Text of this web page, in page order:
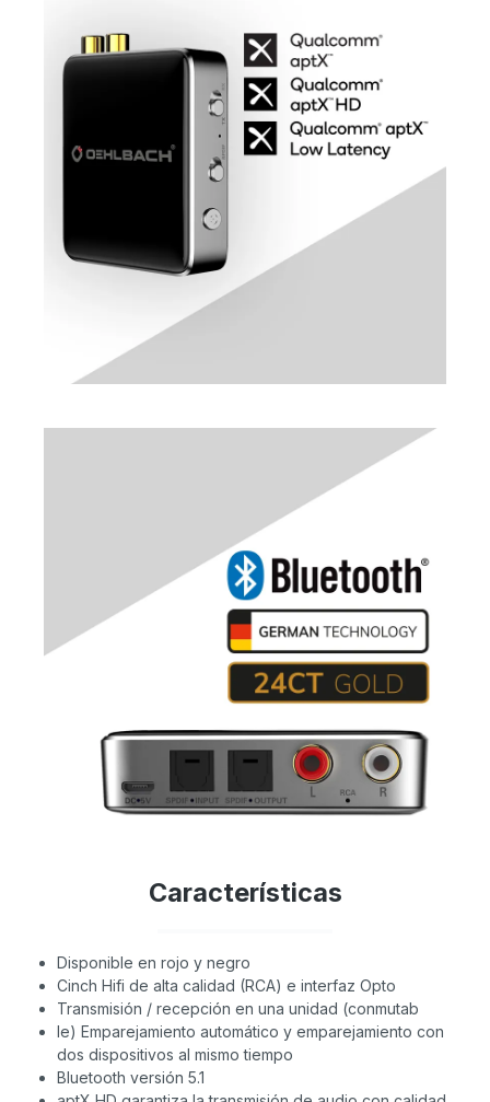
Características
Disponible en rojo y negro
Cinch Hifi de alta calidad (RCA) e interfaz Opto
Transmisión / recepción en una unidad (conmutab
le) Emparejamiento automático y emparejamiento con
dos dispositivos al mismo tiempo
Bluetooth versión 5.1